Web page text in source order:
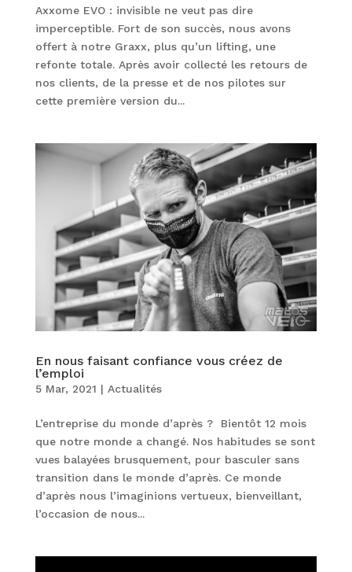
Axxome EVO : invisible ne veut pas dire
imperceptible. Fort de son succès, nous avons
offert à notre Graxx, plus qu’un lifting, une
refonte totale. Après avoir collecté les retours de
nos clients, de la presse et de nos pilotes sur
cette première version du...
En nous faisant confiance vous créez de
l’emploi
5 Mar, 2021 | Actualités
L’entreprise du monde d’après ? Bientôt 12 mois
que notre monde a changé. Nos habitudes se sont
vues balayées brusquement, pour basculer sans
transition dans le monde d’après. Ce monde
d’après nous l’imaginions vertueux, bienveillant,
l’occasion de nous...